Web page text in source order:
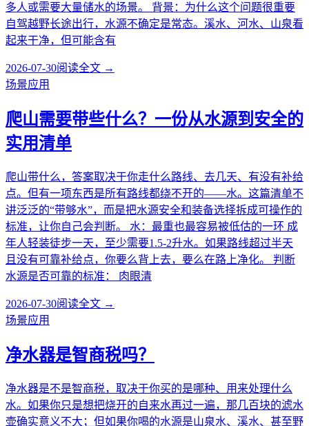
多人或需要大量储水的场景。 背景：为什么这个问题很重要
自驾越野长途出行，水源不确定是常态。溪水、河水、山泉看
起来干净，但可能含有
2026-07-30阅读全文 →
场景应用
爬山需要带些什么？一份从水源到安全的
实用清单
爬山带什么，答案取决于你走什么路线、去几天、有没有补给
点。但有一项东西是所有路线都绕不开的——水。这篇清单不
讲泛泛的“带够水”，而是把水源安全和装备选择拆成可操作的
标准，让你自己会判断。 水：最重也最容易被低估的一环 成
年人轻装徒步一天，至少需要1.5-2升水。如果路线超过半天
且没有可靠补给点，你要么背上去，要么在路上净化。 判断
水源是否可靠的标准： 肉眼清
2026-07-30阅读全文 →
场景应用
净水器是智商税吗？
净水器是不是智商税，取决于你买的是哪种、用来处理什么
水。如果你只是想把烧开的自来水再过一遍，那几百块的滤水
壶确实意义不大；但如果你喝的水源是山泉水、溪水、甚至野